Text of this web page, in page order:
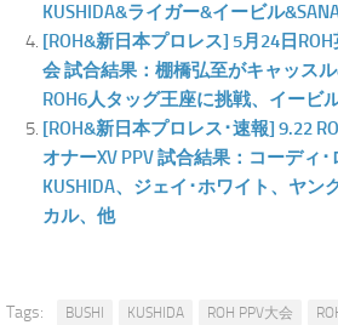
KUSHIDA&ライガー&イービル
[ROH&新日本プロレス] 5月24日
会 試合結果：棚橋弘至がキャッス
ROH6人タッグ王座に挑戦、イービ
[ROH&新日本プロレス･速報] 9.22
オナーXV PPV 試合結果：コーディ･
KUSHIDA、ジェイ･ホワイト、ヤン
カル、他
Tags: BUSHI KUSHIDA ROH PPV大会